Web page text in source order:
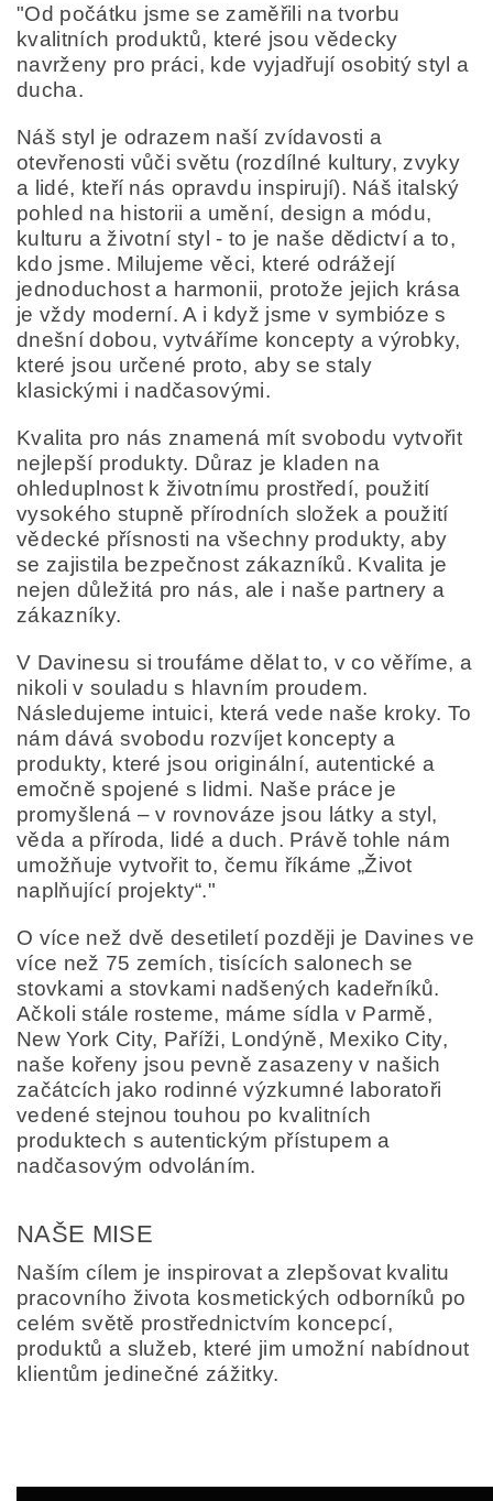
"Od počátku jsme se zaměřili na tvorbu
kvalitních produktů, které jsou vědecky
navrženy pro práci, kde vyjadřují osobitý styl a
ducha.
Náš styl je odrazem naší zvídavosti a
otevřenosti vůči světu (rozdílné kultury, zvyky
a lidé, kteří nás opravdu inspirují). Náš italský
pohled na historii a umění, design a módu,
kulturu a životní styl - to je naše dědictví a to,
kdo jsme. Milujeme věci, které odrážejí
jednoduchost a harmonii, protože jejich krása
je vždy moderní. A i když jsme v symbióze s
dnešní dobou, vytváříme koncepty a výrobky,
které jsou určené proto, aby se staly
klasickými i nadčasovými.
Kvalita pro nás znamená mít svobodu vytvořit
nejlepší produkty. Důraz je kladen na
ohleduplnost k životnímu prostředí, použití
vysokého stupně přírodních složek a použití
vědecké přísnosti na všechny produkty, aby
se zajistila bezpečnost zákazníků. Kvalita je
nejen důležitá pro nás, ale i naše partnery a
zákazníky.
V Davinesu si troufáme dělat to, v co věříme, a
nikoli v souladu s hlavním proudem.
Následujeme intuici, která vede naše kroky. To
nám dává svobodu rozvíjet koncepty a
produkty, které jsou originální, autentické a
emočně spojené s lidmi. Naše práce je
promyšlená – v rovnováze jsou látky a styl,
věda a příroda, lidé a duch. Právě tohle nám
umožňuje vytvořit to, čemu říkáme „Život
naplňující projekty“."
O více než dvě desetiletí později je Davines ve
více než 75 zemích, tisících salonech se
stovkami a stovkami nadšených kadeřníků.
Ačkoli stále rosteme, máme sídla v Parmě,
New York City, Paříži, Londýně, Mexiko City,
naše kořeny jsou pevně zasazeny v našich
začátcích jako rodinné výzkumné laboratoři
vedené stejnou touhou po kvalitních
produktech s autentickým přístupem a
nadčasovým odvoláním.
NAŠE MISE
Naším cílem je inspirovat a zlepšovat kvalitu
pracovního života kosmetických odborníků po
celém světě prostřednictvím koncepcí,
produktů a služeb, které jim umožní nabídnout
klientům jedinečné zážitky.